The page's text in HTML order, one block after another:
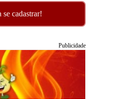
cadastrar!
Publicidade